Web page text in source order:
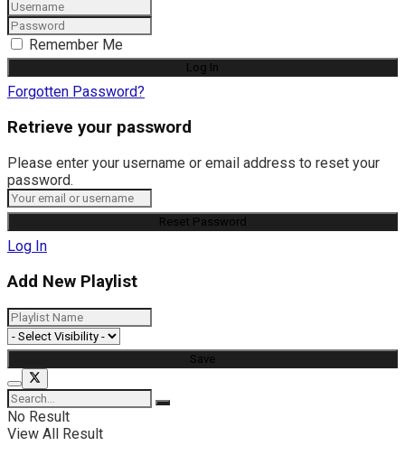
Remember Me
Forgotten Password?
Retrieve your password
Please enter your username or email address to reset your
password.
Log In
Add New Playlist
No Result
View All Result